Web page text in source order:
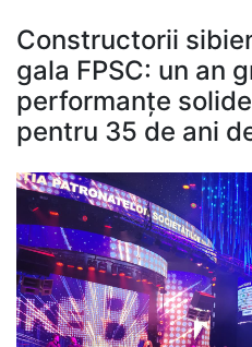
Constructorii
gala FPSC: un an
performanțe
pentru 35 de ani